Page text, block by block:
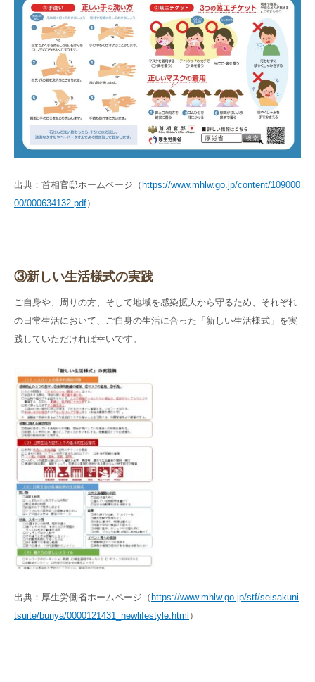
出典：首相官邸ホームページ（ https://www.mhlw.go.jp/content/109000
00/000634132.pdf）
③新しい生活様式の実践
ご自身や、周りの方、そして地域を感染拡大から守るため、それぞれ
の日常生活において、ご自身の生活に合った「新しい生活様式」を実
践していただければ幸いです。
出典：厚生労働省ホームページ（ https://www.mhlw.go.jp/stf/seisakuni
tsuite/bunya/0000121431_newlifestyle.html ）